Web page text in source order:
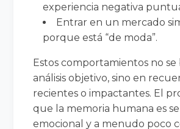
experiencia negativa
Entrar en un mercado
porque está “de moda”.
Estos comportamientos no se
análisis objetivo, sino en
recientes o impactantes. El
que la memoria humana es
emocional y a menudo poco